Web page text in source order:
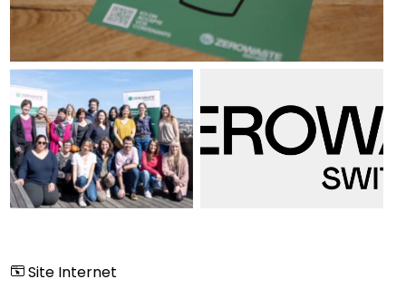
Site Internet